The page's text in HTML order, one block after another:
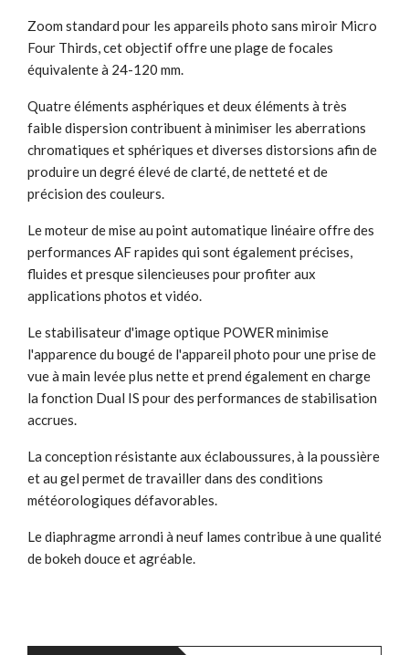
Zoom standard pour les appareils photo sans miroir Micro
Four Thirds, cet objectif offre une plage de focales
équivalente à 24-120 mm.
Quatre éléments asphériques et deux éléments à très
faible dispersion contribuent à minimiser les aberrations
chromatiques et sphériques et diverses distorsions afin de
produire un degré élevé de clarté, de netteté et de
précision des couleurs.
Le moteur de mise au point automatique linéaire offre des
performances AF rapides qui sont également précises,
fluides et presque silencieuses pour profiter aux
applications photos et vidéo.
Le stabilisateur d'image optique POWER minimise
l'apparence du bougé de l'appareil photo pour une prise de
vue à main levée plus nette et prend également en charge
la fonction Dual IS pour des performances de stabilisation
accrues.
La conception résistante aux éclaboussures, à la poussière
et au gel permet de travailler dans des conditions
météorologiques défavorables.
Le diaphragme arrondi à neuf lames contribue à une qualité
de bokeh douce et agréable.